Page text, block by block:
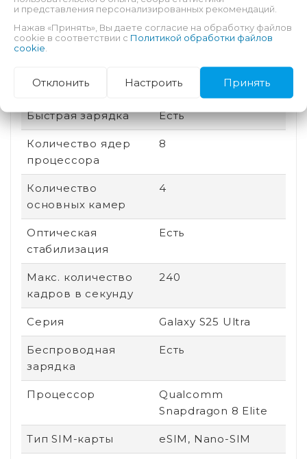
памяти
Соотношение
19.5:9
Дата выхода 2025
Быстрая зарядка Есть
Количество ядер
процессора
8
Количество
основных камер
4
Оптическая
стабилизация
Есть
Макс. количество
кадров в секунду
240
Серия Galaxy S25 Ultra
Беспроводная
зарядка
Есть
Процессор
Qualcomm
Snapdragon 8 Elite
Тип SIM-карты eSIM, Nano-SIM
и представления персонализированных рекомендаций.
Нажав «Принять», Вы даете согласие на обработку файлов
cookie в соответствии с Политикой обработки файлов
cookie
Отклонить Настроить Принять